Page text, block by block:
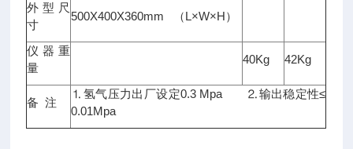
外型尺
寸
500X400X360mm （L×W×H）
仪器重
量
40Kg 42Kg
备 注
⒈氢气压力出厂设定0.3 Mpa ⒉输出稳定性≤
0.01Mpa